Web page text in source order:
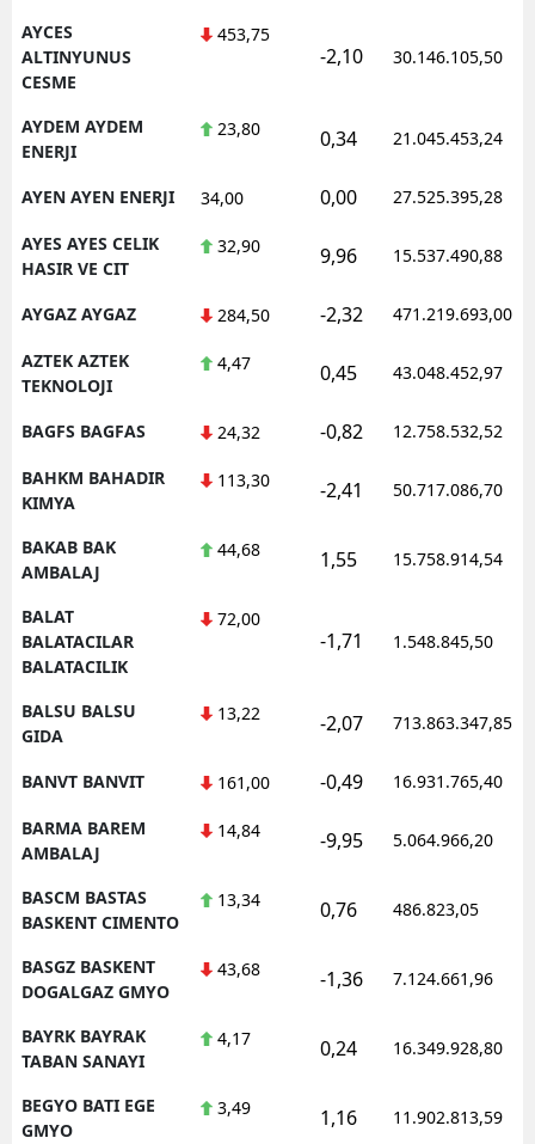
AYCES
ALTINYUNUS
CESME
453,75
-2,10 30.146.105,50
AYDEM AYDEM
ENERJI
23,80 0,34 21.045.453,24
AYEN AYEN ENERJI 34,00 0,00 27.525.395,28
AYES AYES CELIK
HASIR VE CIT
32,90 9,96 15.537.490,88
AYGAZ AYGAZ 284,50 -2,32 471.219.693,00
AZTEK AZTEK
TEKNOLOJI
4,47 0,45 43.048.452,97
BAGFS BAGFAS 24,32 -0,82 12.758.532,52
BAHKM BAHADIR
KIMYA
113,30 -2,41 50.717.086,70
BAKAB BAK
AMBALAJ
44,68 1,55 15.758.914,54
BALAT
BALATACILAR
BALATACILIK
72,00
-1,71 1.548.845,50
BALSU BALSU
GIDA
13,22 -2,07 713.863.347,85
BANVT BANVIT 161,00 -0,49 16.931.765,40
BARMA BAREM
AMBALAJ
14,84 -9,95 5.064.966,20
BASCM BASTAS
BASKENT CIMENTO
13,34 0,76 486.823,05
BASGZ BASKENT
DOGALGAZ GMYO
43,68 -1,36 7.124.661,96
BAYRK BAYRAK
TABAN SANAYI
4,17 0,24 16.349.928,80
BEGYO BATI EGE
GMYO
3,49 1,16 11.902.813,59